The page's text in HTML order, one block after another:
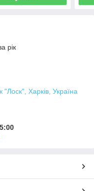
рік
Харків, Україна